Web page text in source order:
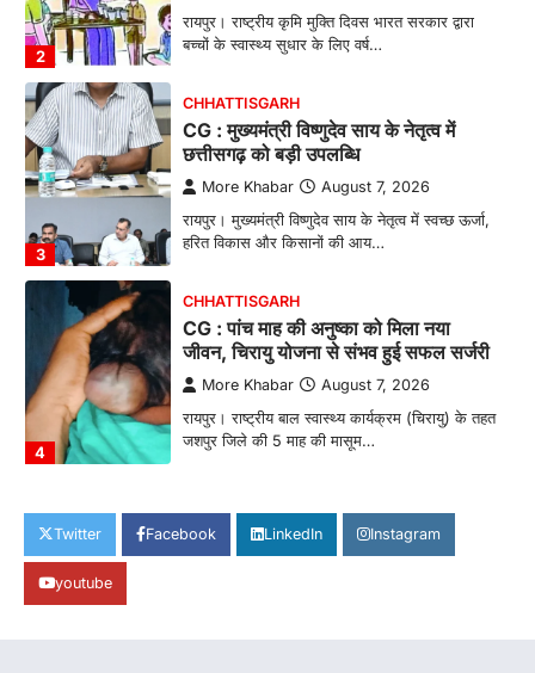
2
रायपुर। राष्ट्रीय कृमि मुक्ति दिवस भारत सरकार द्वारा
बच्चों के स्वास्थ्य सुधार के लिए वर्ष…
3
CHHATTISGARH
CG : मुख्यमंत्री विष्णुदेव साय के नेतृत्व में
छत्तीसगढ़ को बड़ी उपलब्धि
More Khabar August 7, 2026
रायपुर। मुख्यमंत्री विष्णुदेव साय के नेतृत्व में स्वच्छ ऊर्जा,
हरित विकास और किसानों की आय…
4
CHHATTISGARH
CG : पांच माह की अनुष्का को मिला नया
जीवन, चिरायु योजना से संभव हुई सफल सर्जरी
More Khabar August 7, 2026
रायपुर। राष्ट्रीय बाल स्वास्थ्य कार्यक्रम (चिरायु) के तहत
जशपुर जिले की 5 माह की मासूम…
CG: छिपली की दीदियों का कमाल, बकरी
पालन से बढ़ी आय और मजबूत हुआ आत्मविश्वास
बनाने की दिशा में जिले के नगरी…
Twitter Facebook LinkedIn Instagram
youtube